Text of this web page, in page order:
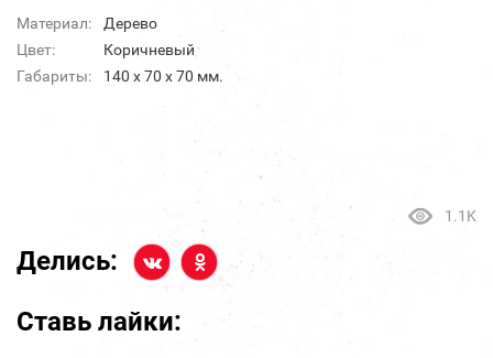
Материал:
Дерево
Цвет:
Коричневый
Габариты:
140 х 70 х 70 мм.
1.1K
Делись:
Ставь лайки: